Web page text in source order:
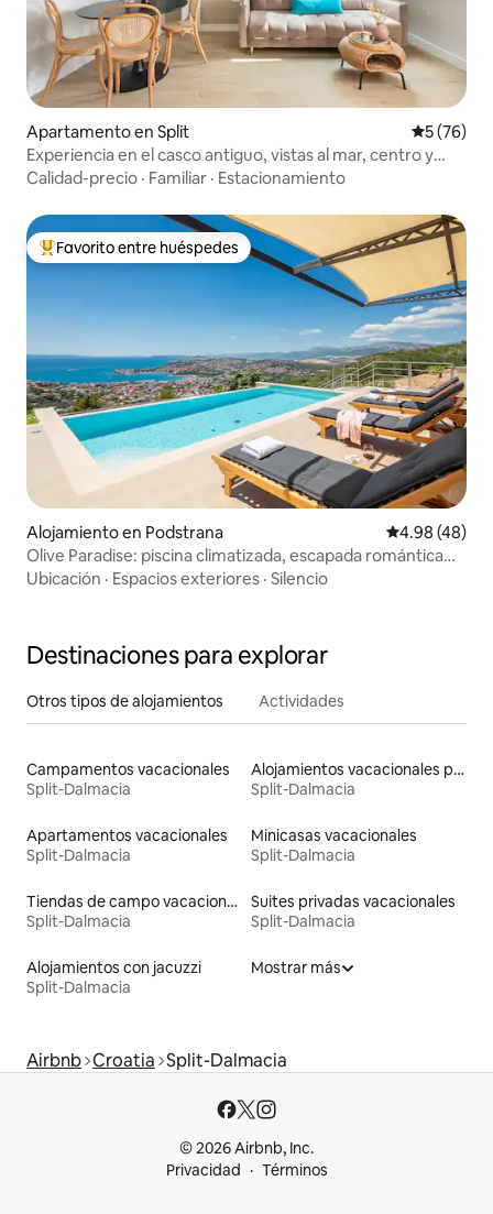
Apartamento en Split
5 (76)
Experiencia en el casco antiguo, vistas al mar, centro y
playa, 2 baños
Calidad-precio · Familiar · Estacionamiento
Favorito entre huéspedes preferido
Favorito entre huéspedes
Alojamiento en Podstrana Calificación
4.98 (48)
Olive Paradise: piscina climatizada, escapada romántica
para 2
Ubicación · Espacios exteriores · Silencio
Destinaciones para explorar
Otros tipos de alojamientos Actividades
Campamentos vacacionales
Split-Dalmacia
Alojamientos vacacionales para familias
Split-Dalmacia
Apartamentos vacacionales
Split-Dalmacia
Minicasas vacacionales
Split-Dalmacia
Tiendas de campo vacacionales
Split-Dalmacia
Suites privadas vacacionales
Split-Dalmacia
Alojamientos con jacuzzi
Split-Dalmacia
Mostrar más
Airbnb Croatia Split-Dalmacia
© 2026 Airbnb, Inc.
Privacidad
Términos